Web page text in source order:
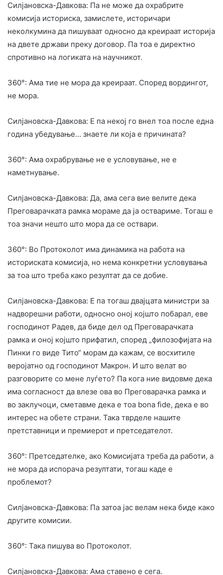
Силјановска-Давкова: Па не може да охрабрите
комисија историска, замислете, историчари
неколкумина да пишуваат односно да креираат историја
на двете држави преку договор. Па тоа е директно
спротивно на логиката на научникот.
360°: Ама тие не мора да креираат. Според вордингот,
не мора.
Силјановска-Давкова: Е па некој го внел тоа после една
година убедување… знаете ли која е причината?
360°: Ама охрабрување не е условување, не е
наметнување.
Силјановска-Давкова: Да, ама сега вие велите дека
Преговарачката рамка мораме да ја оствариме. Тогаш е
тоа значи нешто што мора да се оствари.
360°: Во Протоколот има динамика на работа на
историската комисија, но нема конкретни условувања
за тоа што треба како резултат да се добие.
Силјановска-Давкова: Е па тогаш двајцата министри за
надворешни работи, односно оној којшто побарал, еве
господинот Радев, да биде дел од Преговарачката
рамка и оној којшто прифатил, според „филозофијата на
Пинки го виде Тито“ морам да кажам, се восхитиле
веројатно од господинот Макрон. И што велат во
разговорите со мене луѓето? Па кога ние видовме дека
има согласност да влезе ова во Преговарачка рамка и
во заклучоци, сметавме дека е тоа bona fide, дека е во
интерес на обете страни. Така тврделе нашите
претставници и премиерот и претседателот.
360°: Претседателке, ако Комисијата треба да работи, а
не мора да испорача резултати, тогаш каде е
проблемот?
Силјановска-Давкова: Па затоа јас велам нека биде како
другите комисии.
360°: Така пишува во Протоколот.
Силјановска-Давкова: Ама ставено е сега.